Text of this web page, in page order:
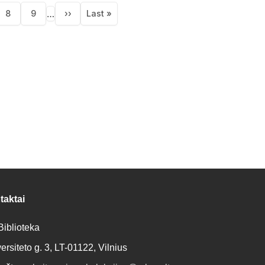
Puslapis
8
Puslapis
9 … ››
Last
Last »
g. 3, LT-01122, Vilnius